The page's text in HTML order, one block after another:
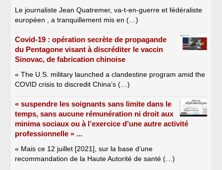
Le journaliste Jean Quatremer, va-t-en-guerre et fédéraliste
européen , a tranquillement mis en (…)
Covid-19 : opération secrète de propagande
du Pentagone visant à discréditer le vaccin
Sinovac, de fabrication chinoise
« The U.S. military launched a clandestine program amid the
COVID crisis to discredit China’s (…)
« suspendre les soignants sans limite dans le
temps, sans aucune rémunération ni droit aux
minima sociaux ou à l’exercice d’une autre activité
professionnelle » ...
« Mais ce 12 juillet [2021], sur la base d’une
recommandation de la Haute Autorité de santé (…)